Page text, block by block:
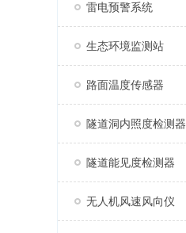
雷电预警系统
生态环境监测站
路面温度传感器
隧道洞内照度检测器
隧道能见度检测器
无人机风速风向仪